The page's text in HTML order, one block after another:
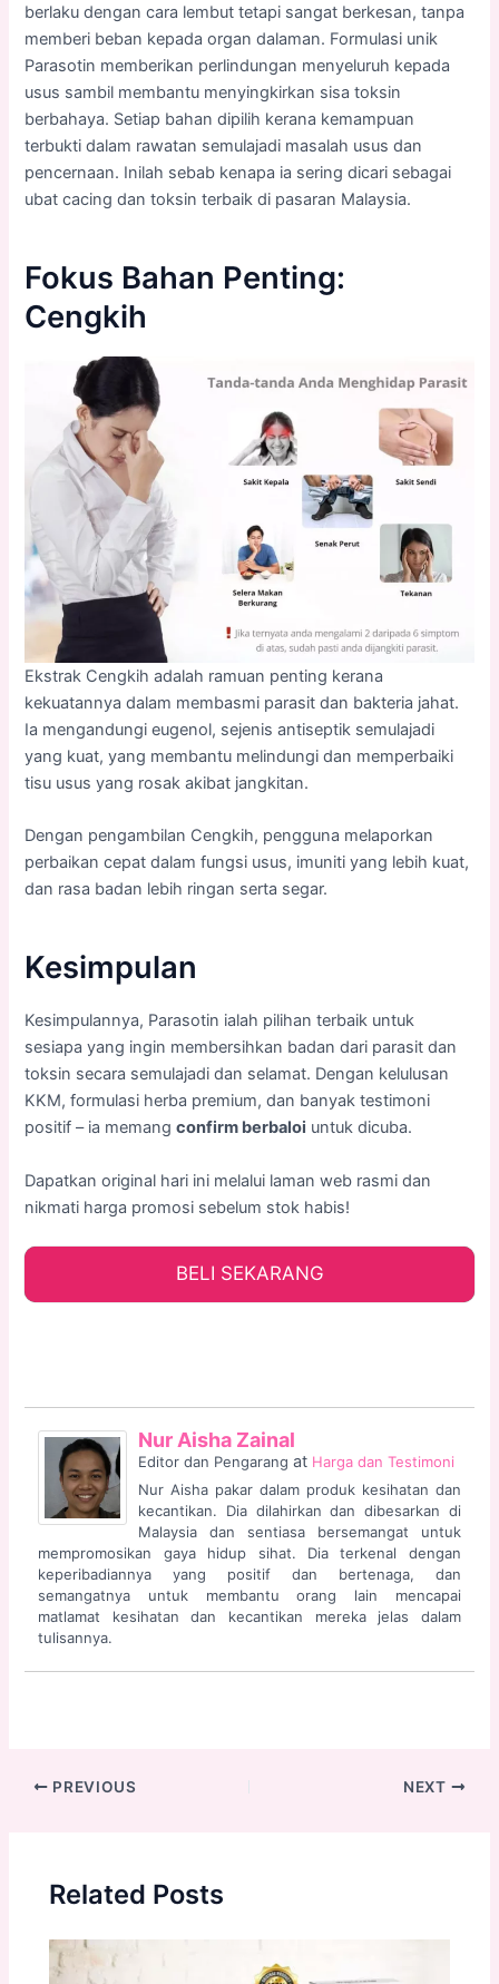
berlaku dengan cara lembut tetapi sangat berkesan, tanpa
memberi beban kepada organ dalaman. Formulasi unik
Parasotin memberikan perlindungan menyeluruh kepada
usus sambil membantu menyingkirkan sisa toksin
berbahaya. Setiap bahan dipilih kerana kemampuan
terbukti dalam rawatan semulajadi masalah usus dan
pencernaan. Inilah sebab kenapa ia sering dicari sebagai
ubat cacing dan toksin terbaik di pasaran Malaysia.
Fokus Bahan Penting:
Cengkih
Ekstrak Cengkih adalah ramuan penting kerana
kekuatannya dalam membasmi parasit dan bakteria jahat.
Ia mengandungi eugenol, sejenis antiseptik semulajadi
yang kuat, yang membantu melindungi dan memperbaiki
tisu usus yang rosak akibat jangkitan.
Dengan pengambilan Cengkih, pengguna melaporkan
perbaikan cepat dalam fungsi usus, imuniti yang lebih kuat,
dan rasa badan lebih ringan serta segar.
Kesimpulan
Kesimpulannya, Parasotin ialah pilihan terbaik untuk
sesiapa yang ingin membersihkan badan dari parasit dan
toksin secara semulajadi dan selamat. Dengan kelulusan
KKM, formulasi herba premium, dan banyak testimoni
positif – ia memangconfirm berbaloi untuk dicuba.
Dapatkan original hari ini melalui laman web rasmi dan
nikmati harga promosi sebelum stok habis!
BELI SEKARANG
Nur Aisha Zainal
Editor dan Pengarang at Harga dan Testimoni
Nur Aisha pakar dalam produk kesihatan dan
kecantikan. Dia dilahirkan dan dibesarkan di
Malaysia dan sentiasa bersemangat untuk
mempromosikan gaya hidup sihat. Dia terkenal dengan
keperibadiannya yang positif dan bertenaga, dan
semangatnya untuk membantu orang lain mencapai
matlamat kesihatan dan kecantikan mereka jelas dalam
tulisannya.
PREVIOUS NEXT
Related Posts